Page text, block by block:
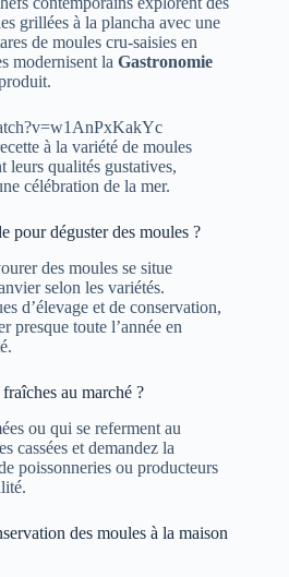
grillées à la plancha avec une
de moules cru-saisies en
modernisent la Gastronomie
à la variété de moules
leurs qualités gustatives,
célébration de la mer.
pour déguster des moules ?
des moules se situe
selon les variétés.
d’élevage et de conservation,
presque toute l’année en
au marché ?
ou qui se referment au
cassées et demandez la
poissonneries ou producteurs
des moules à la maison